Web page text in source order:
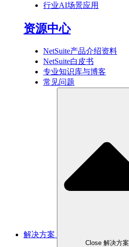
行业AI场景应用
资源中心
NetSuite产品介绍资料
NetSuite白皮书
专业知识库与博客
常见问题
解决方案
Close 解决方案